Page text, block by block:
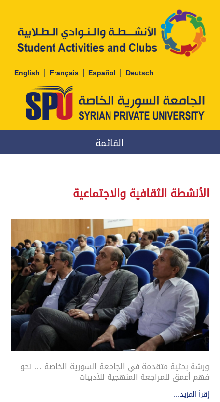
English | Français | Español | Deutsch
القائمة
الأنشطة الثقافية والاجتماعية
ورشة بحثية متقدمة في الجامعة السورية الخاصة … نحو
فهم أعمق للمراجعة المنهجية للأدبيات
إقرأ المزيد...